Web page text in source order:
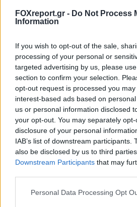
FOXreport.gr - Do Not Process
Information
If you wish to opt-out of the sale,
processing of your personal or
targeted advertising by us, please
section to confirm your selection.
opt-out request is processed you
interest-based ads based on
us or personal information disclosed
your opt-out. You may separately
disclosure of your personal
IAB’s list of downstream participants.
also be disclosed by us to third
Downstream Participants that may
Personal Data Processing Opt
Μικροσκοπικό σύστημα
δρόμο για πειράματα
φυσικής στο διάστημα
ΕΠΙΣΤΉΜΗ 11:00, 07/08/2026